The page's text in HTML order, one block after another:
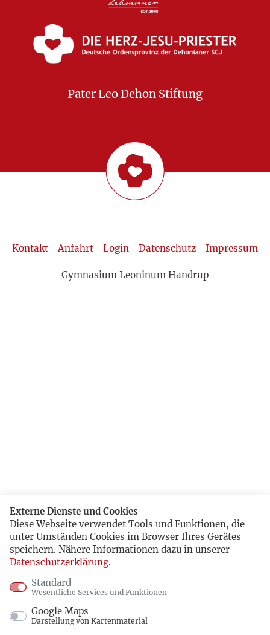
Pater Leo Dehon Stiftung
Kontakt Anfahrt Login Datenschutz Impressum
Gymnasium Leoninum Handrup
Externe Dienste und Cookies
Diese Webseite verwendet Tools und Funktionen, die
unter Umständen Cookies im Browser Ihres Gerätes
speichern. Nähere Informationen dazu in unserer
Datenschutzerklärung.
Standard
Wesentliche Services und Funktionen
Google Maps
Darstellung von Kartenmaterial